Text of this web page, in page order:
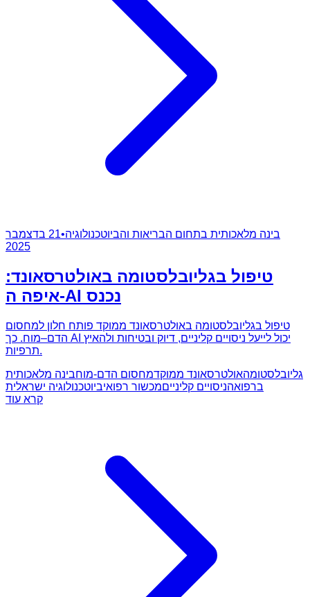
בינה מלאכותית בתחום הבריאות והביוטכנולוגיה•
21 בדצמבר
2025
טיפול בגליובלסטומה באולטרסאונד:
איפה ה-AI נכנס
טיפול בגליובלסטומה באולטרסאונד ממוקד פותח חלון למחסום
הדם–מוח. כך AI יכול לייעל ניסויים קליניים, דיוק ובטיחות ולהאיץ
תרפיות.
גליובלסטומהאולטרסאונד ממוקדמחסום הדם-מוחבינה מלאכותית
ברפואהניסויים קלינייםמכשור רפואיביוטכנולוגיה ישראלית
קרא עוד